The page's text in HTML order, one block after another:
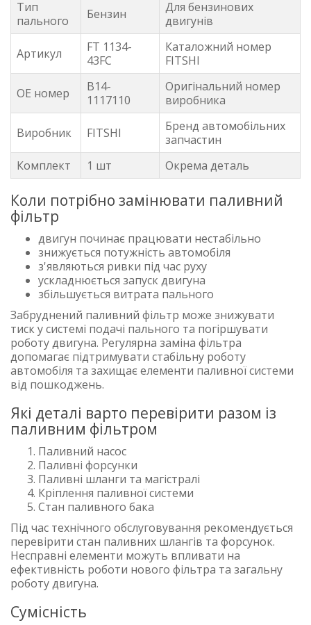
Тип
пального
Бензин
Для бензинових
двигунів
Артикул
FT 1134-
43FC
Каталожний номер
FITSHI
OE номер
B14-
1117110
Оригінальний номер
виробника
Виробник FITSHI
Бренд автомобільних
запчастин
Комплект
1 шт Окрема деталь
Коли потрібно замінювати паливний
фільтр
двигун починає працювати нестабільно
знижується потужність автомобіля
з'являються ривки під час руху
ускладнюється запуск двигуна
збільшується витрата пального
Забруднений паливний фільтр може знижувати
тиск у системі подачі пального та погіршувати
роботу двигуна. Регулярна заміна фільтра
допомагає підтримувати стабільну роботу
автомобіля та захищає елементи паливної системи
від пошкоджень.
Які деталі варто перевірити разом із
паливним фільтром
Паливний насос
Паливні форсунки
Паливні шланги та магістралі
Кріплення паливної системи
Стан паливного бака
Під час технічного обслуговування рекомендується
перевірити стан паливних шлангів та форсунок.
Несправні елементи можуть впливати на
ефективність роботи нового фільтра та загальну
роботу двигуна.
Сумісність